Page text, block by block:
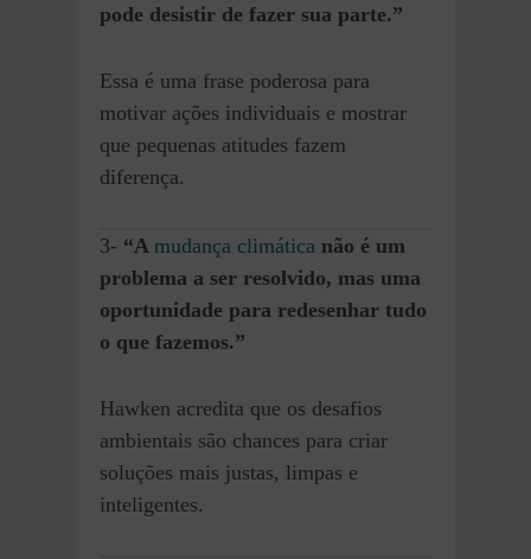
pode desistir de fazer sua parte.”
Essa é uma frase poderosa para
motivar ações individuais e mostrar
que pequenas atitudes fazem
diferença.
3- “A mudança climática não é um
problema a ser resolvido, mas uma
oportunidade para redesenhar tudo
o que fazemos.”
Hawken acredita que os desafios
ambientais são chances para criar
soluções mais justas, limpas e
inteligentes.